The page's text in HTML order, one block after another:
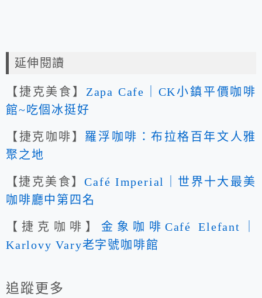
延伸閱讀
【捷克美食】 Zapa Cafe｜CK小鎮平價咖啡
館~吃個冰挺好
【捷克咖啡】 羅浮咖啡：布拉格百年文人雅
聚之地
【捷克美食】Café Imperial｜世界十大最美
咖啡廳中第四名
【捷克咖啡】金象咖啡Café Elefant｜
Karlovy Vary老字號咖啡館
追蹤更多